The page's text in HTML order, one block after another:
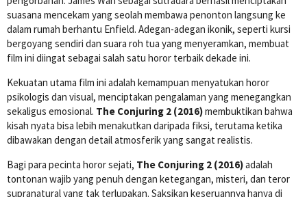
suasana mencekam yang seolah membawa penonton langsung ke
dalam rumah berhantu Enfield. Adegan-adegan ikonik, seperti kursi
bergoyang sendiri dan suara roh tua yang menyeramkan, membuat
film ini diingat sebagai salah satu horor terbaik dekade ini.
Kekuatan utama film ini adalah kemampuan menyatukan horor
psikologis dan visual, menciptakan pengalaman yang menegangkan
sekaligus emosional. The Conjuring 2 (2016)membuktikan bahwa
kisah nyata bisa lebih menakutkan daripada fiksi, terutama ketika
dibawakan dengan detail atmosferik yang sangat realistis.
Bagi para pecinta horor sejati, The Conjuring 2 (2016)adalah
tontonan wajib yang penuh dengan ketegangan, misteri, dan teror
supranatural yang tak terlupakan. Saksikan keseruannya hanya di